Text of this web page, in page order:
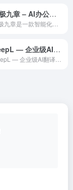
北极九章 – AI办公工具
DeepL — 企业级AI翻译与语言服务平台